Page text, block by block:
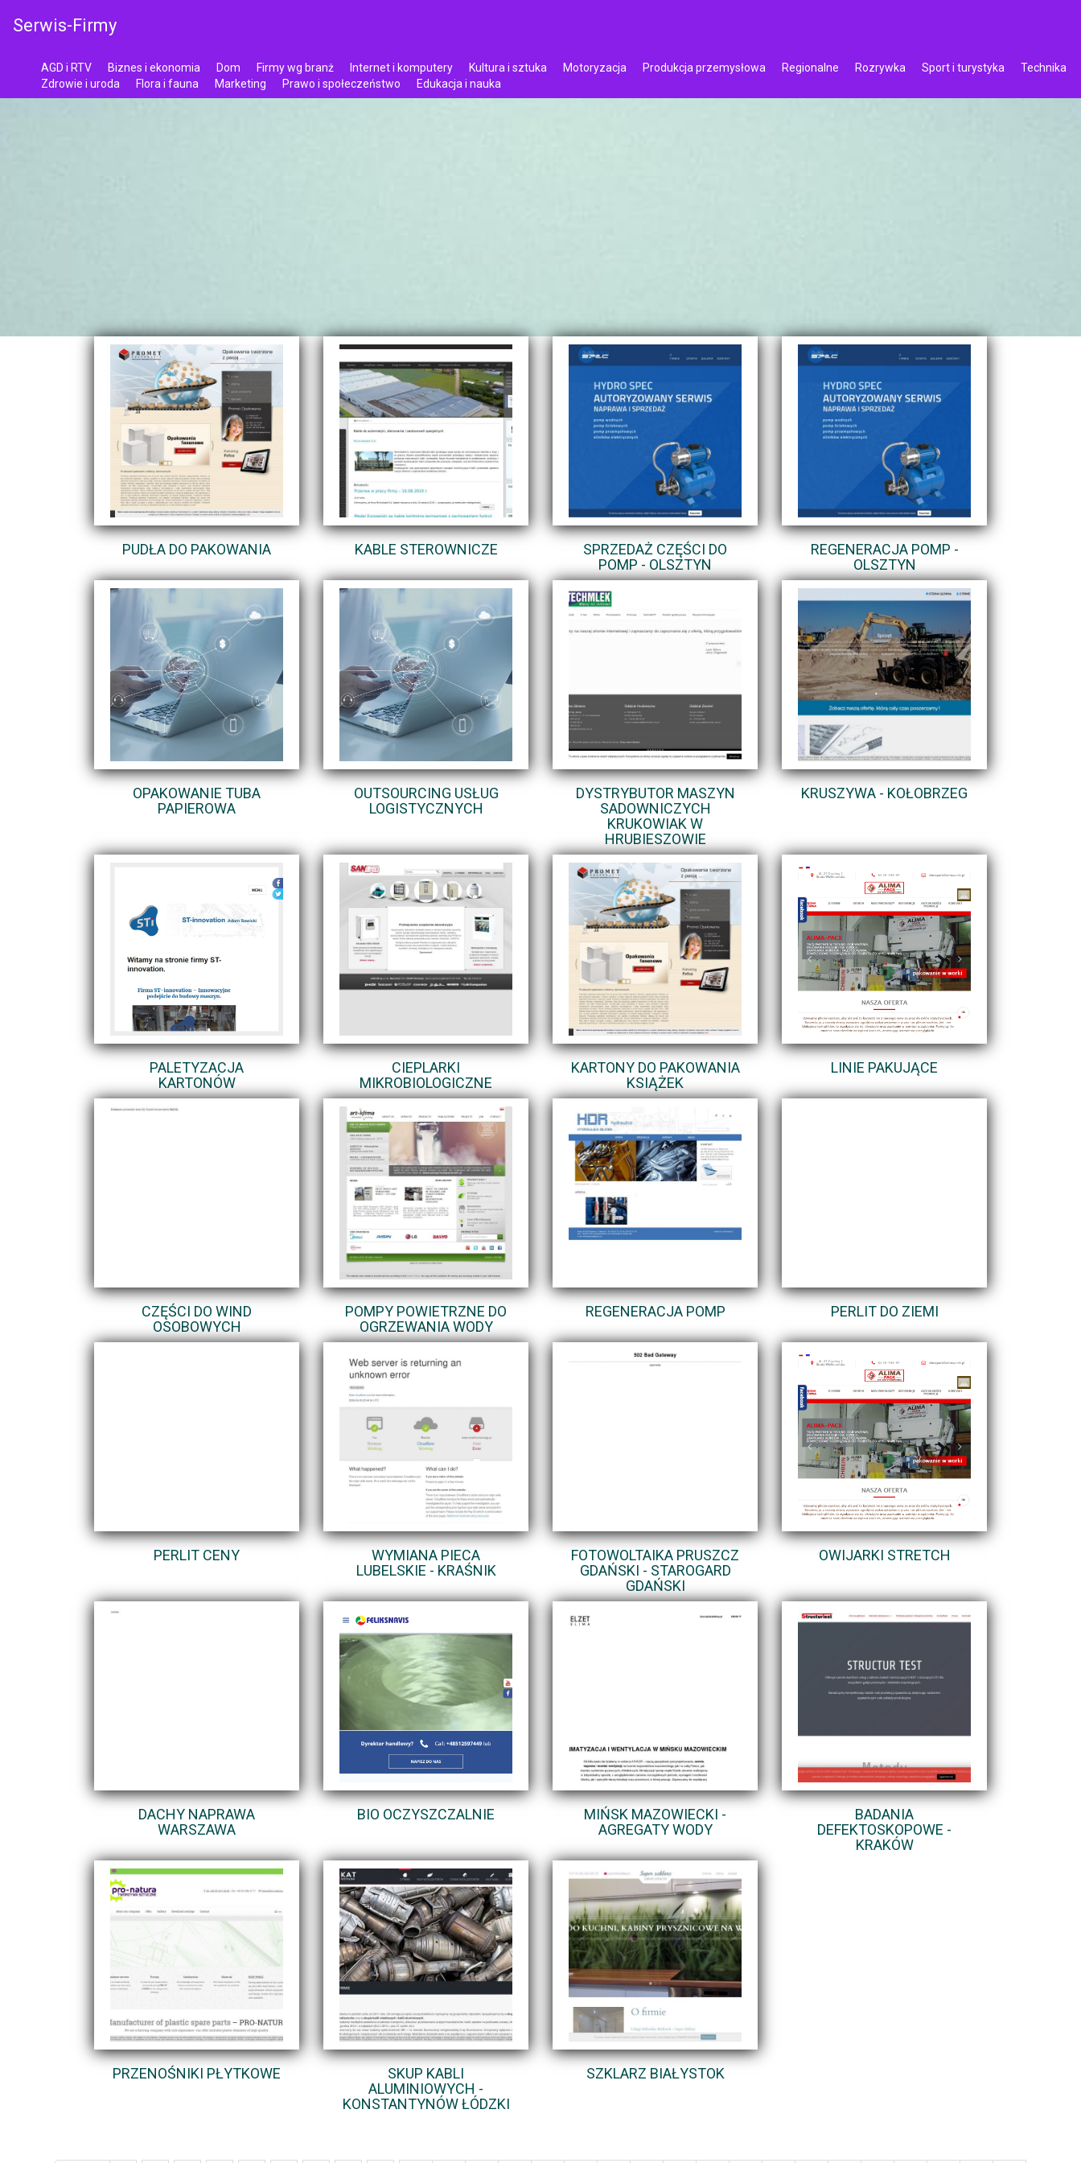
Serwis-Firmy
AGD i RTV Biznes i ekonomia Dom Firmy wg branż Internet i komputery Kultura i sztuka Motoryzacja Produkcja przemysłowa Regionalne Rozrywka Sport i turystyka
Technika
Zdrowie i uroda
Flora i fauna Marketing Prawo i społeczeństwo Edukacja i nauka
PUDŁA DO PAKOWANIA KABLE STEROWNICZE
SPRZEDAŻ CZĘŚCI DO
POMP - OLSZTYN
REGENERACJA POMP -
OLSZTYN
OPAKOWANIE TUBA
PAPIEROWA
OUTSOURCING USŁUG
LOGISTYCZNYCH
DYSTRYBUTOR MASZYN
SADOWNICZYCH
KRUKOWIAK W
HRUBIESZOWIE
KRUSZYWA - KOŁOBRZEG
PALETYZACJA
KARTONÓW
CIEPLARKI
MIKROBIOLOGICZNE
KARTONY DO PAKOWANIA
KSIĄŻEK
LINIE PAKUJĄCE
CZĘŚCI DO WIND
OSOBOWYCH
POMPY POWIETRZNE DO
OGRZEWANIA WODY
REGENERACJA POMP PERLIT DO ZIEMI
PERLIT CENY
WYMIANA PIECA
LUBELSKIE - KRAŚNIK
FOTOWOLTAIKA PRUSZCZ
GDAŃSKI - STAROGARD
GDAŃSKI
OWIJARKI STRETCH
DACHY NAPRAWA
WARSZAWA
BIO OCZYSZCZALNIE
MIŃSK MAZOWIECKI -
AGREGATY WODY
BADANIA
DEFEKTOSKOPOWE -
KRAKÓW
PRZENOŚNIKI PŁYTKOWE
SKUP KABLI
ALUMINIOWYCH -
KONSTANTYNÓW ŁÓDZKI
SZKLARZ BIAŁYSTOK